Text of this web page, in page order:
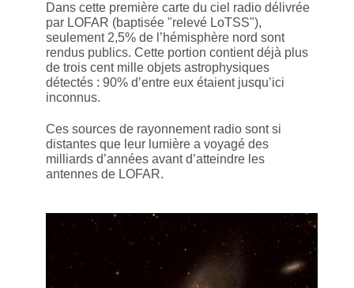
Dans cette première carte du ciel radio délivrée
par LOFAR (baptisée "relevé LoTSS"),
seulement 2,5% de l’hémisphère nord sont
rendus publics. Cette portion contient déjà plus
de trois cent mille objets astrophysiques
détectés : 90% d’entre eux étaient jusqu’ici
inconnus.
Ces sources de rayonnement radio sont si
distantes que leur lumière a voyagé des
milliards d’années avant d’atteindre les
antennes de LOFAR.